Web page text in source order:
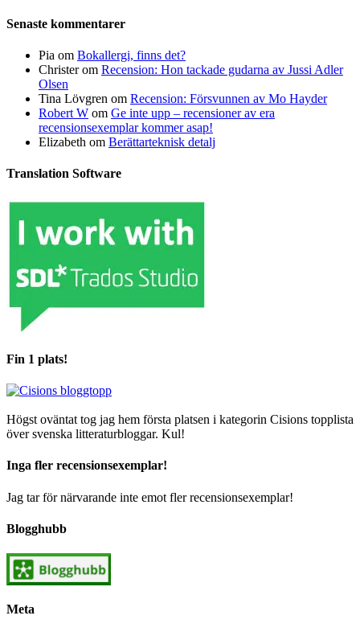
Senaste kommentarer
Pia om Bokallergi, finns det?
Christerom Recension: Hon tackade gudarna av Jussi Adler
Olsen
Tina Lövgren om Recension: Försvunnen av Mo Hayder
Robert W om Ge inte upp – recensioner av era
recensionsexemplar kommer asap!
Elizabeth om Berättarteknisk detalj
Translation Software
Fin 1 plats!
Högst oväntat tog jag hem första platsen i kategorin Cisions topplista
över svenska litteraturbloggar. Kul!
Inga fler recensionsexemplar!
Jag tar för närvarande inte emot fler recensionsexemplar!
Blogghubb
Meta